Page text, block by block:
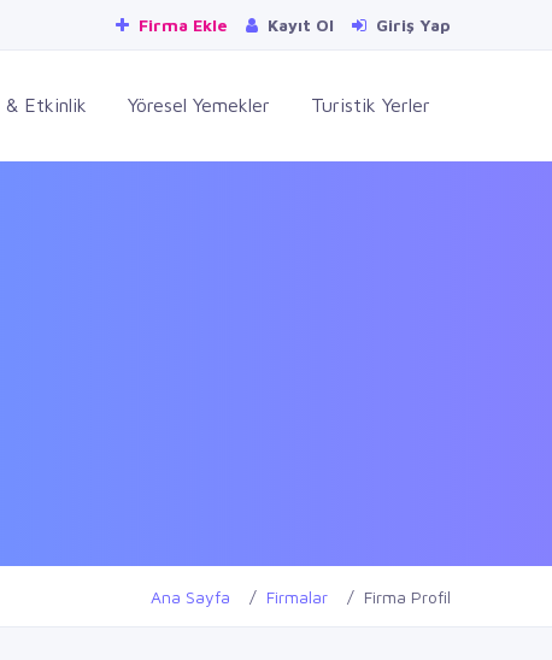
Firma Ekle Kayıt Ol Giriş Yap
& Etkinlik Yöresel Yemekler Turistik Yerler
Ana Sayfa Firmalar Firma Profil